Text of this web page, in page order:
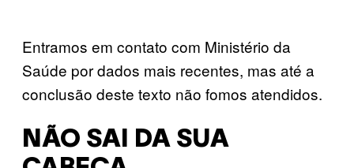
Entramos em contato com Ministério da
Saúde por dados mais recentes, mas até a
conclusão deste texto não fomos atendidos.
NÃO SAI DA SUA